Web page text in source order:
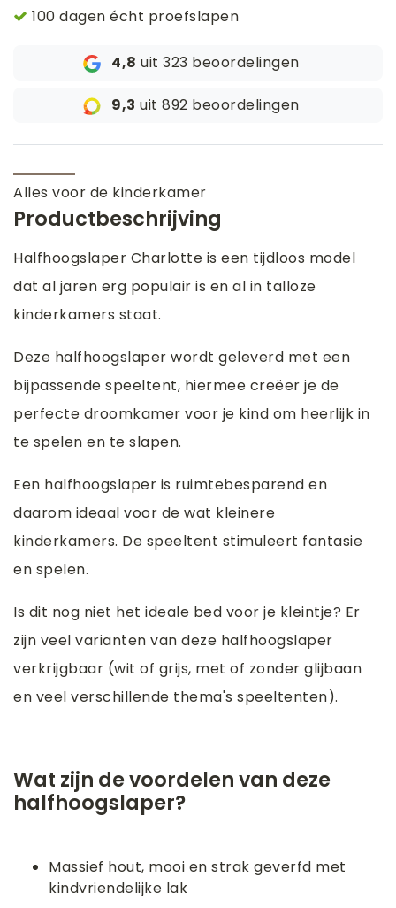
100 dagen écht proefslapen
4,8 uit 323 beoordelingen
9,3 uit 892 beoordelingen
Alles voor de kinderkamer
Productbeschrijving
Halfhoogslaper Charlotte is een tijdloos model
dat al jaren erg populair is en al in talloze
kinderkamers staat.
Deze halfhoogslaper wordt geleverd met een
bijpassende speeltent, hiermee creëer je de
perfecte droomkamer voor je kind om heerlijk in
te spelen en te slapen.
Een halfhoogslaper is ruimtebesparend en
daarom ideaal voor de wat kleinere
kinderkamers. De speeltent stimuleert fantasie
en spelen.
Is dit nog niet het ideale bed voor je kleintje? Er
zijn veel varianten van deze halfhoogslaper
verkrijgbaar (wit of grijs, met of zonder glijbaan
en veel verschillende thema's speeltenten).
Wat zijn de voordelen van deze
halfhoogslaper?
Massief hout, mooi en strak geverfd met
kindvriendelijke lak